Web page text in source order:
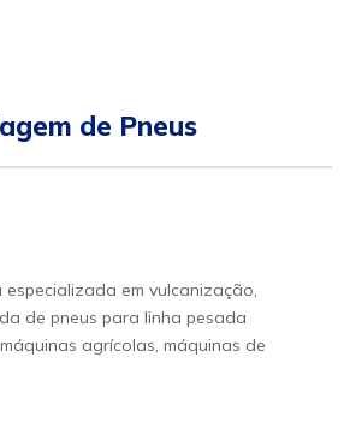
de Pneus
especializada em vulcanização,
de pneus para linha pesada
agrícolas, máquinas de